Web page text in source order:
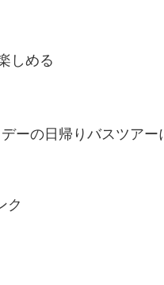
しめる
ーの日帰りバスツアー
ク